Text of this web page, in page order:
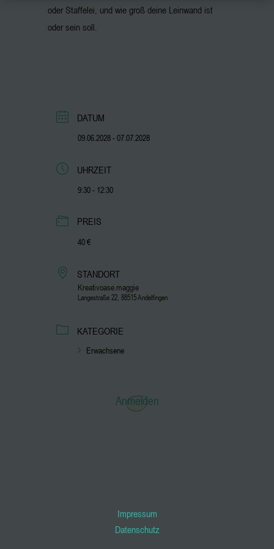
oder Staffelei, und wie groß deine Leinwand ist
oder sein soll.
DATUM
09.06.2028- 07.07.2028
UHRZEIT
9:30 - 12:30
PREIS
40 €
STANDORT
Kreativoase.maggie
Langestraße 22, 88515 Andelfingen
KATEGORIE
Erwachsene
Anmelden
Impressum
Datenschutz